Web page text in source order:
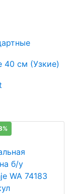
40 см (Узкие)
б/у
WA 74183